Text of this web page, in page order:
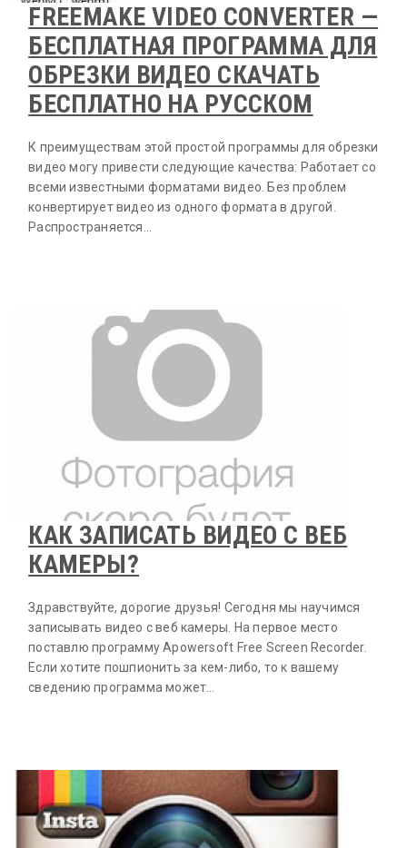
FREEMAKE VIDEO СONVERTER —
БЕСПЛАТНАЯ ПРОГРАММА ДЛЯ
ОБРЕЗКИ ВИДЕО СКАЧАТЬ
БЕСПЛАТНО НА РУССКОМ
К преимуществам этой простой программы для обрезки
видео могу привести следующие качества: Работает со
всеми известными форматами видео. Без проблем
конвертирует видео из одного формата в другой.
Распространяется…
КАК ЗАПИСАТЬ ВИДЕО С ВЕБ
КАМЕРЫ?
Здравствуйте, дорогие друзья! Сегодня мы научимся
записывать видео с веб камеры. На первое место
поставлю программу Apowersoft Free Screen Recorder.
Если хотите пошпионить за кем-либо, то к вашему
сведению программа может…